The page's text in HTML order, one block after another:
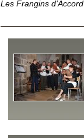
Les Frangins d'Accord